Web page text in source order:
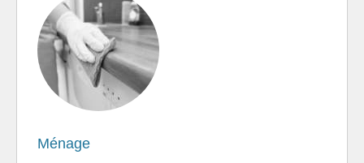
Ménage